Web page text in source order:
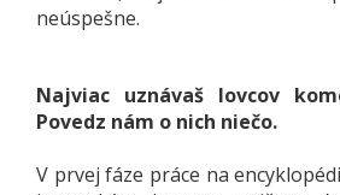
neúspešne.
Najviac uznávaš lovcov
Povedz nám o nich niečo.
V prvej fáze práce na